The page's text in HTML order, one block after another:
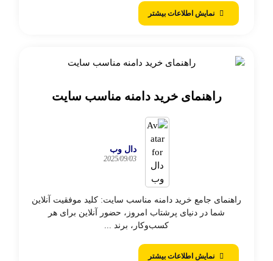
نمایش اطلاعات بیشتر
راهنمای خرید دامنه مناسب سایت
دال وب
2025/09/03
راهنمای جامع خرید دامنه مناسب سایت: کلید موفقیت آنلاین
شما در دنیای پرشتاب امروز، حضور آنلاین برای هر
کسب‌وکار، برند ...
نمایش اطلاعات بیشتر